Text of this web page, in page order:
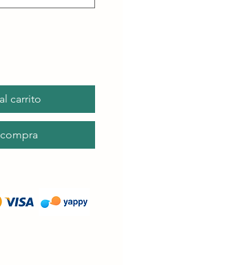
carrito